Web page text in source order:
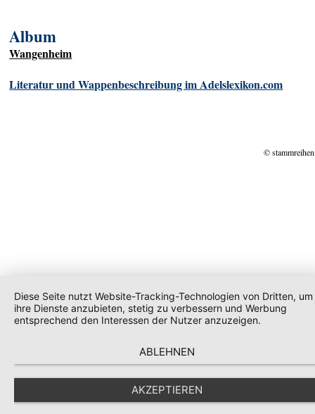
Album
Wangenheim
Literatur und Wappenbeschreibung im Adelslexikon.com
©
Diese Seite nutzt Website-Tracking-Technologien von Dritten, um
ihre Dienste anzubieten, stetig zu verbessern und Werbung
entsprechend den Interessen der Nutzer anzuzeigen.
ABLEHNEN
AKZEPTIEREN